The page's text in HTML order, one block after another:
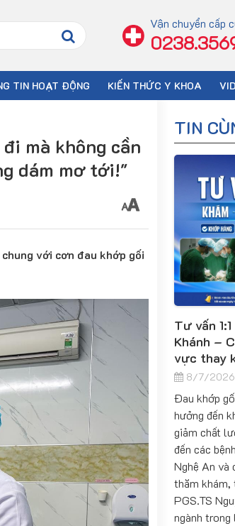
Vận chuyển cấp
TIN HOẠT ĐỘNG KIẾN THỨC Y KHOA
mà không cần
dám mơ tới!"
với cơn đau khớp gối
TIN
Tư vấn
Khánh –
vực thay
8/7/2026
Đau khớp
hưởng đến
giảm chất
đến các
Nghệ An và
thăm
PGS.TS
ngành